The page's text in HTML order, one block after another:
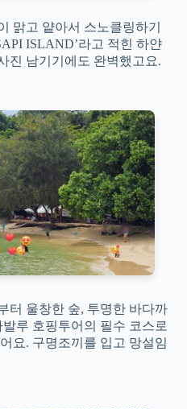
맑고 얕아서 스노클링하기
ISLAND’라고 적힌 하얀
진 남기기에도 완벽했고요.
터 울창한 숲, 투명한 바다까
루 호핑투어의 필수 코스로
요. 구명조끼를 입고 망설임